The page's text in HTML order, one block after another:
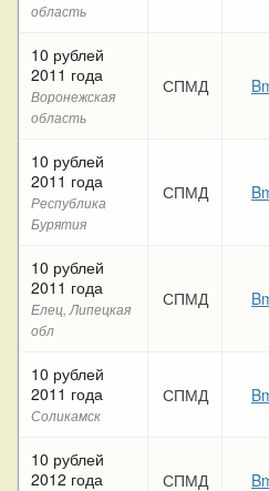
область
10 рублей
2011 года
Воронежская
область
СПМД
10 рублей
2011 года
Республика
Бурятия
СПМД
10 рублей
2011 года
Елец, Липецкая
обл
СПМД
10 рублей
2011 года
Соликамск
СПМД
10 рублей
2012 года
СПМД